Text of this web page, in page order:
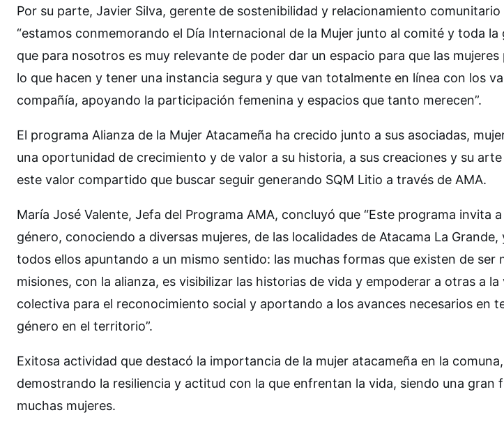
Por su parte, Javier Silva, gerente de sostenibilidad y relacionamiento
“estamos conmemorando el Día Internacional de la Mujer junto al comité y toda
que para nosotros es muy relevante de poder dar un espacio para que las
lo que hacen y tener una instancia segura y que van totalmente en línea con los
compañía, apoyando la participación femenina y espacios que tanto merecen”.
El programa Alianza de la Mujer Atacameña ha crecido junto a sus asociadas,
una oportunidad de crecimiento y de valor a su historia, a sus creaciones y su
este valor compartido que buscar seguir generando SQM Litio a través de AMA.
María José Valente, Jefa del Programa AMA, concluyó que “Este programa invita
género, conociendo a diversas mujeres, de las localidades de Atacama La
todos ellos apuntando a un mismo sentido: las muchas formas que existen de ser
misiones, con la alianza, es visibilizar las historias de vida y empoderar a otras a
colectiva para el reconocimiento social y aportando a los avances necesarios en
género en el territorio”.
Exitosa actividad que destacó la importancia de la mujer atacameña en la
demostrando la resiliencia y actitud con la que enfrentan la vida, siendo una gran
muchas mujeres.